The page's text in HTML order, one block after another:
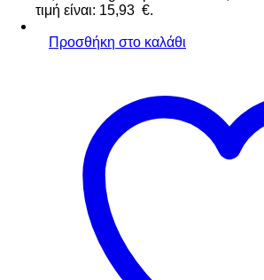
τιμή είναι: 15,93 €.
Προσθήκη στο καλάθι